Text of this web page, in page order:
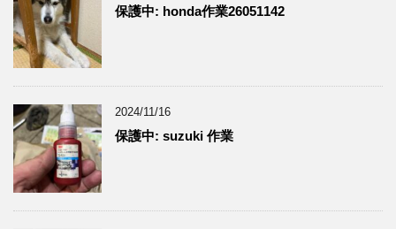
保護中: honda作業26051142
2024/11/16
保護中: suzuki 作業